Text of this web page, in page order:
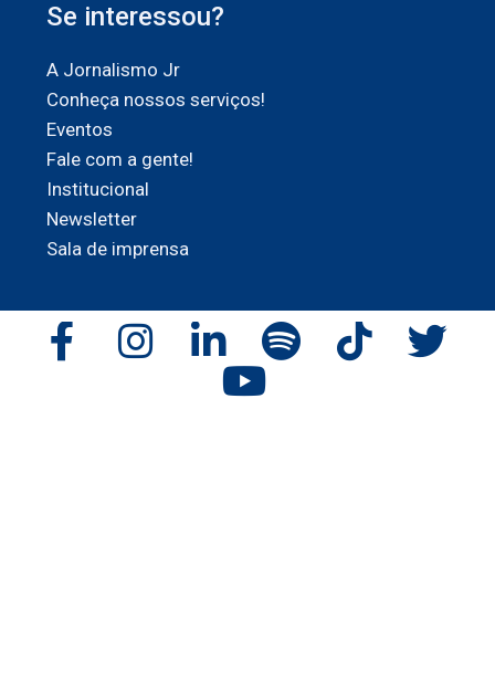
Se interessou?
A Jornalismo Jr
Conheça nossos serviços!
Eventos
Fale com a gente!
Institucional
Newsletter
Sala de imprensa